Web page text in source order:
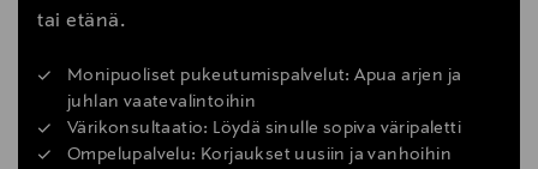
tai etänä.
Monipuoliset pukeutumispalvelut: Apua arjen ja
juhlan vaatevalintoihin
Värikonsultaatio: Löydä sinulle sopiva väripaletti
Ompelupalvelu: Korjaukset uusiin ja vanhoihin